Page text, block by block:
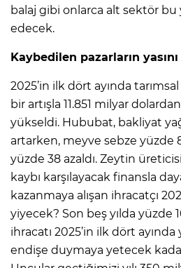
balaj gibi onlarca alt sektör bu
edecek.
Kaybedilen pazarların
2025’in ilk dört ayında
bir artışla 11.851 milyar
yükseldi. Hububat, bakliyat
ar­tarken, meyve sebze yüzde
yüzde 38 azaldı. Zeytin
kaybı karşılaya­cak finansla
kazanmaya alışan ihracat­çı
yiyecek? Son beş yılda yüzde
ihracatı 2025’in ilk dört
endişe duymaya yetecek